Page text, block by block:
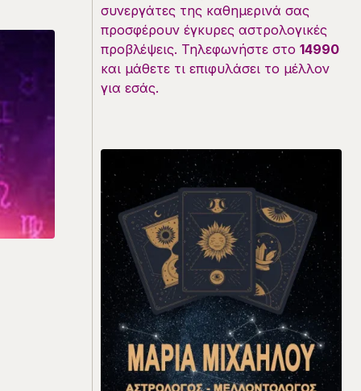
συνεργάτες της καθημερινά σας
προσφέρουν έγκυρες αστρολογικές
προβλέψεις. Τηλεφωνήστε στο 14990
και μάθετε τι επιφυλάσει το μέλλον
για εσάς.